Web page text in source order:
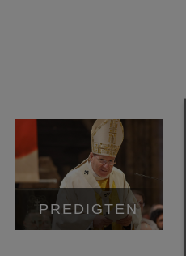
PREDIGTEN